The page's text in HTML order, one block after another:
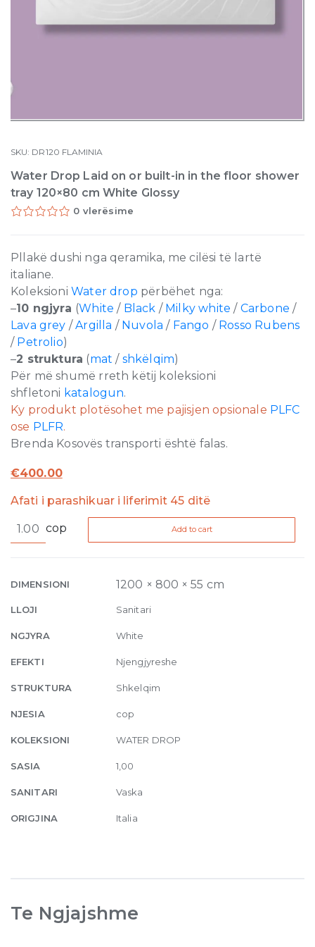
SKU: DR120 FLAMINIA
Water Drop Laid on or built-in in the floor shower
tray 120×80 cm White Glossy
0 vlerësime
Pllakë dushi nga qeramika, me cilësi të lartë
italiane.
Koleksioni Water drop përbëhet nga:
–10 ngjyra (White / Black / Milky white / Carbone /
Lava grey /Argilla / Nuvola / Fango / Rosso Rubens
/ Petrolio)
–2 struktura (mat / shkëlqim)
Për më shumë rreth këtij koleksioni
shfletoni katalogun.
Ky produkt plotësohet me pajisjen opsionale PLFC
ose PLFR.
Brenda Kosovës transporti është falas.
€400.00
Afati i parashikuar i liferimit 45 ditë
Drop
or
in
in
floor
shower
120x80
cm
Glossy
cop Add to cart
DIMENSIONI 1200 × 800 × 55 cm
LLOJI Sanitari
NGJYRA White
EFEKTI Njengjyreshe
STRUKTURA Shkelqim
NJESIA cop
KOLEKSIONI WATER DROP
SASIA 1,00
SANITARI Vaska
ORIGJINA Italia
Te Ngjajshme